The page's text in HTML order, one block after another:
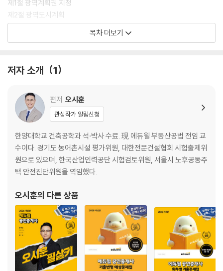
제1절 광역계획권 지정
제2절 광역도시계획
제1절 용도지역
제2절 용도지구
제3절 용도구역
제4절 둘 이상에 걸치는 대지에 대한 적용기준
제5절 기존 건축물에 대한 특례
CHAPTER 05 도시군계획시설사업의 시행
제2절 도시군계획시설사업
CHAPTER 06 지구단위계획
제1절 지구단위계획
제2절 지구단위계획구역
CHAPTER 07 개발행위의 허가 등
목차 더보기
저자 소개 1
편저 오시훈
관심작가 알림신청
한양대학교 건축공학과 석·박사 수료. 現 에듀윌 부동산공법 전임 교
수이다. 경기도 농어촌시설 평가위원, 대한전문건설협회 시험출제위
원으로 있으며, 한국산업인력공단 시험검토위원, 서울시 노후공동주
택 안전진단위원을 역임했다.
오시훈의 다른 상품